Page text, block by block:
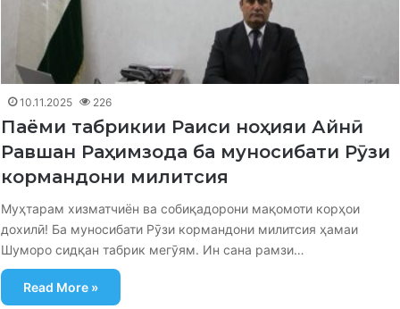
10.11.2025 226
Паёми табрикии Раиси ноҳияи Айнӣ
Равшан Раҳимзода ба муносибати Рӯзи
кормандони милитсия
Муҳтарам хизматчиён ва собиқадорони мақомоти корҳои
дохилӣ! Ба муносибати Рӯзи кормандони милитсия ҳамаи
Шуморо сидқан табрик мегӯям. Ин сана рамзи…
Read More »